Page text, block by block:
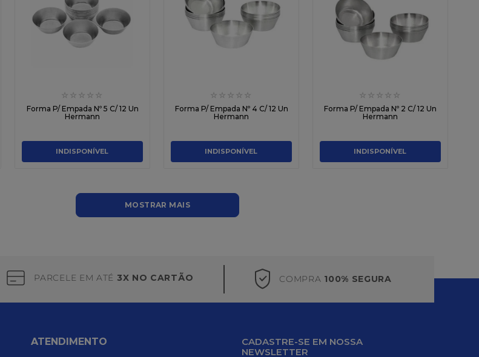
☆ ☆ ☆ ☆ ☆
Forma P/ Empada Nº 5 C/ 12 Un
Hermann
INDISPONÍVEL
☆ ☆ ☆ ☆ ☆
Forma P/ Empada Nº 4 C/ 12 Un
Hermann
INDISPONÍVEL
☆ ☆ ☆ ☆ ☆
Forma P/ Empada Nº 2 C/ 12 Un
Hermann
INDISPONÍVEL
MOSTRAR MAIS
PARCELE EM ATÉ 3X NO CARTÃO COMPRA 100% SEGURA
ATENDIMENTO
CADASTRE-SE EM NOSSA
NEWSLETTER